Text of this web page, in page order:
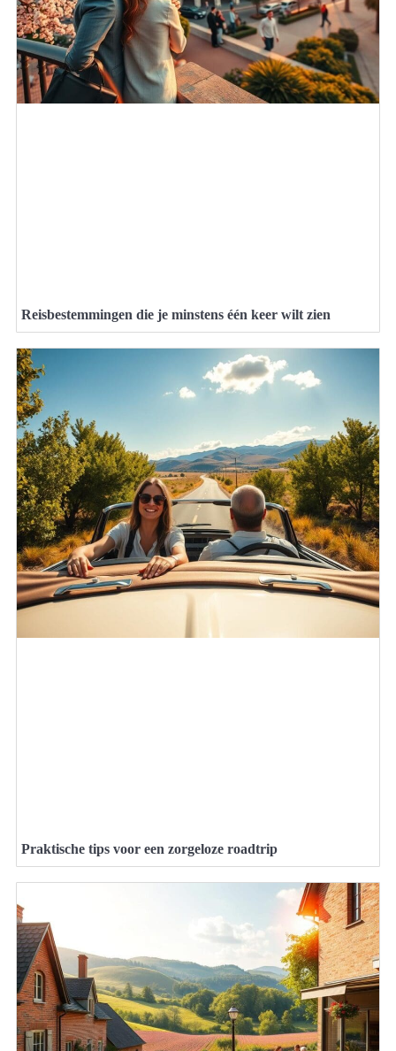
Reisbestemmingen die je minstens één keer wilt zien
Praktische tips voor een zorgeloze roadtrip